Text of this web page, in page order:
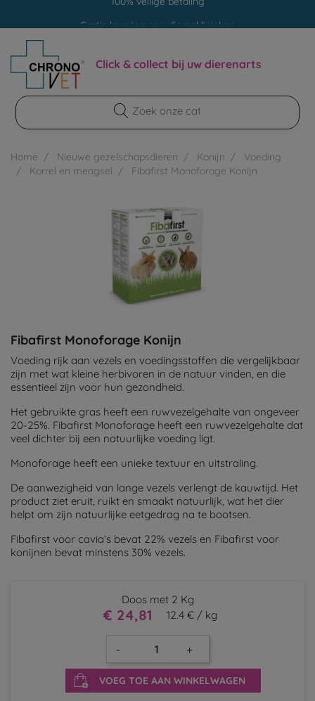
Click & collect bij uw dierenarts
Home Nieuwe gezelschapsdieren Konijn
Voeding
Korrel en mengsel
Fibafirst Monoforage Konijn
Fibafirst Monoforage Konijn
Voeding rijk aan vezels en voedingsstoffen die vergelijkbaar
zijn met wat kleine herbivoren in de natuur vinden, en die
essentieel zijn voor hun gezondheid.
Het gebruikte gras heeft een ruwvezelgehalte van ongeveer
20-25%. Fibafirst Monoforage heeft een ruwvezelgehalte dat
veel dichter bij een natuurlijke voeding ligt.
Monoforage heeft een unieke textuur en uitstraling.
De aanwezigheid van lange vezels verlengt de kauwtijd. Het
product ziet eruit, ruikt en smaakt natuurlijk, wat het dier
helpt om zijn natuurlijke eetgedrag na te bootsen.
Fibafirst voor cavia’s bevat 22% vezels en Fibafirst voor
konijnen bevat minstens 30% vezels.
Doos met 2 Kg
€ 24,81 12.4 € / kg
- +
VOEG TOE AAN WINKELWAGEN